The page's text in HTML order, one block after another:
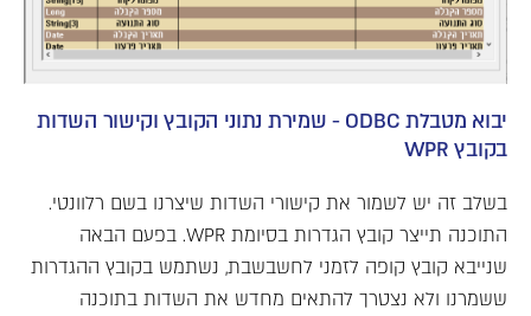
יבוא מטבלת ODBC - שמירת נתוני הקובץ וקישור השדות
בקובץ WPR
בשלב זה יש לשמור את קישורי השדות שיצרנו בשם רלוונטי.
התוכנה תייצר קובץ הגדרות בסיומת WPR. בפעם הבאה
שנייבא קובץ קופה לזמני לחשבשבת, נשתמש בקובץ ההגדרות
ששמרנו ולא נצטרך להתאים מחדש את השדות בתוכנה